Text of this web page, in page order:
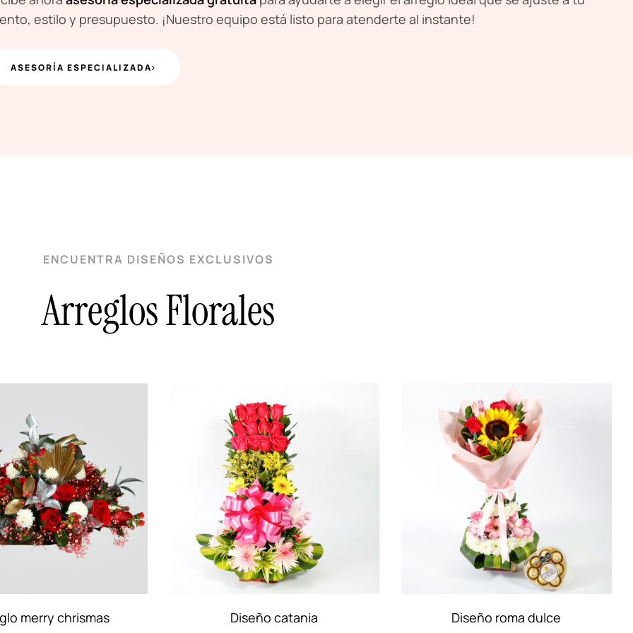
estilo y presupuesto. ¡Nuestro equipo está listo para atenderte al instante!
ASESORÍA ESPECIALIZADA
Arreglos Florales
ENCUENTRA DISEÑOS EXCLUSIVOS
catania Diseño roma dulce Corazon deluxe